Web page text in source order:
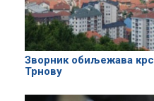
Зворник обиљежава
Трнову